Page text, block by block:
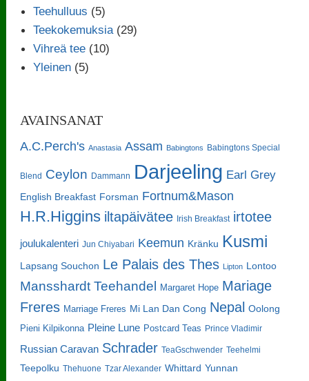
Teehulluus (5)
Teekokemuksia (29)
Vihreä tee (10)
Yleinen (5)
AVAINSANAT
A.C.Perch's Anastasia Assam Babingtons Babingtons Special
Blend Ceylon Dammann Darjeeling Earl Grey
English Breakfast Forsman Fortnum&Mason
H.R.Higgins iltapäivätee Irish Breakfast irtotee
joulukalenteri Jun Chiyabari Keemun Kränku Kusmi
Lapsang Souchon Le Palais des Thes Lipton Lontoo
Mansshardt Teehandel Margaret Hope Mariage
Freres Marriage Freres Mi Lan Dan Cong Nepal Oolong
Pieni Kilpikonna Pleine Lune Postcard Teas Prince Vladimir
Russian Caravan Schrader TeaGschwender Teehelmi
Teepolku Thehuone Tzar Alexander Whittard Yunnan